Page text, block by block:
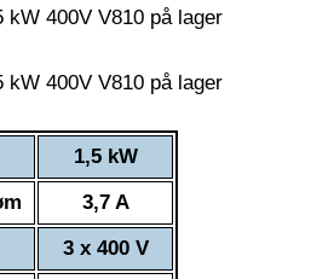
1,5 kW
3,7 A
3 x 400 V